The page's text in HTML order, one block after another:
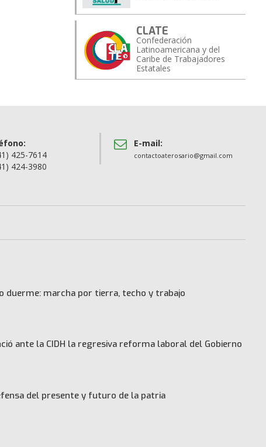
CLATE
Confederación
Latinoamericana y del
Caribe de Trabajadores
Estatales
425-7614
424-3980
E-mail:
contactoaterosario@gmail.com
duerme: marcha por tierra, techo y trabajo
ante la CIDH la regresiva reforma laboral del Gobierno
del presente y futuro de la patria